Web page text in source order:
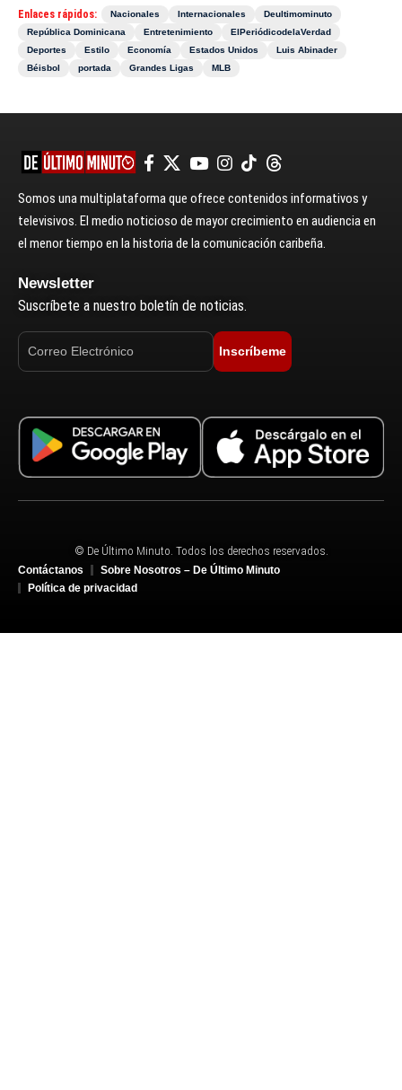
Enlaces rápidos: Nacionales Internacionales
Deultimominuto
República Dominicana
Entretenimiento
ElPeriódicodelaVerdad
Deportes
Estilo Economía Estados Unidos
Luis Abinader
Béisbol
portada Grandes Ligas MLB
Somos una multiplataforma que ofrece contenidos informativos y
televisivos. El medio noticioso de mayor crecimiento en audiencia en
el menor tiempo en la historia de la comunicación caribeña.
Newsletter
Suscríbete a nuestro boletín de noticias.
Inscríbeme
© De Último Minuto. Todos los derechos reservados.
Contáctanos
Sobre Nosotros – De Último Minuto
Política de privacidad